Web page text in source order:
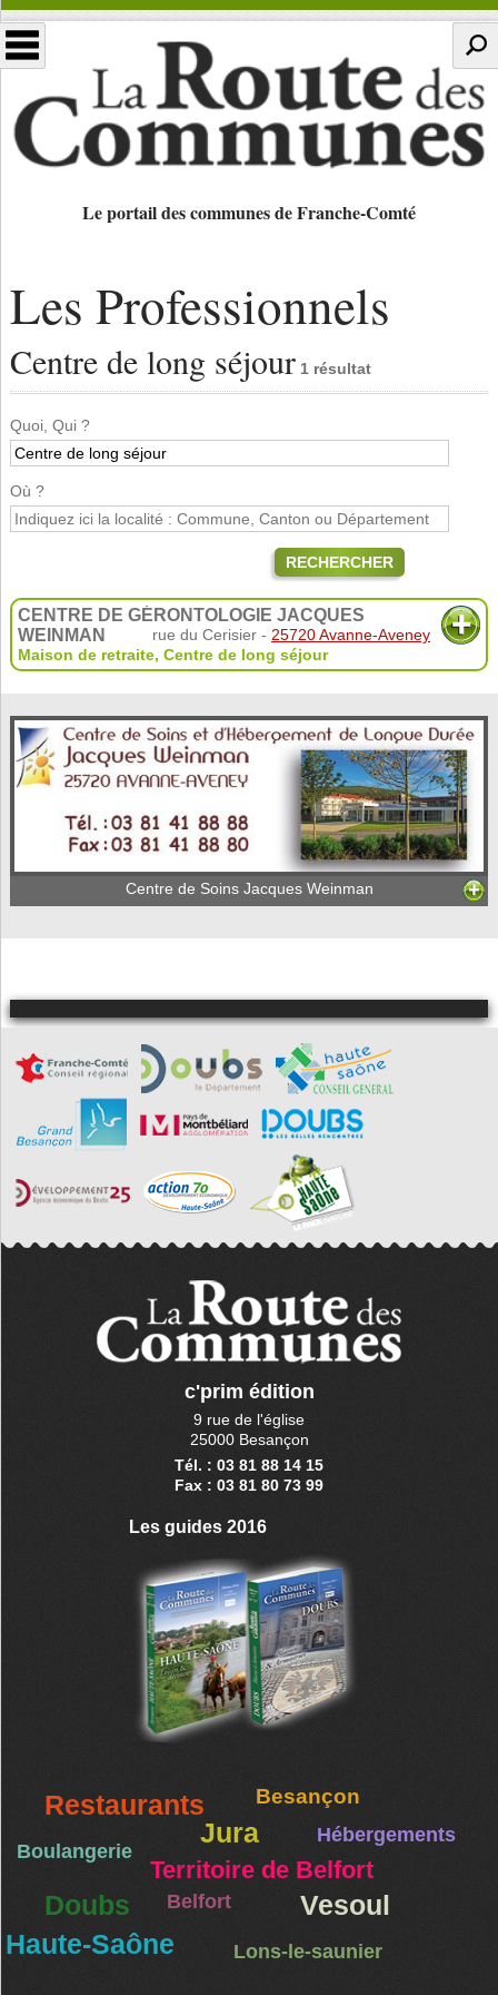
Le portail des communes de Franche-Comté
Les Professionnels
Centre de long séjour 1 résultat
Quoi, Qui ?
Où ?
RECHERCHER
CENTRE DE GÉRONTOLOGIE JACQUES
WEINMAN
rue du Cerisier - 25720 Avanne-Aveney
Maison de retraite, Centre de long séjour
Centre de Soins Jacques Weinman
c'prim édition
9 rue de l'église
25000 Besançon
Tél. : 03 81 88 14 15
Fax : 03 81 80 73 99
Les guides 2016
Restaurants Besançon
Jura Hébergements
Boulangerie
Territoire de Belfort
Doubs Belfort
Vesoul
Haute-Saône
Lons-le-saunier